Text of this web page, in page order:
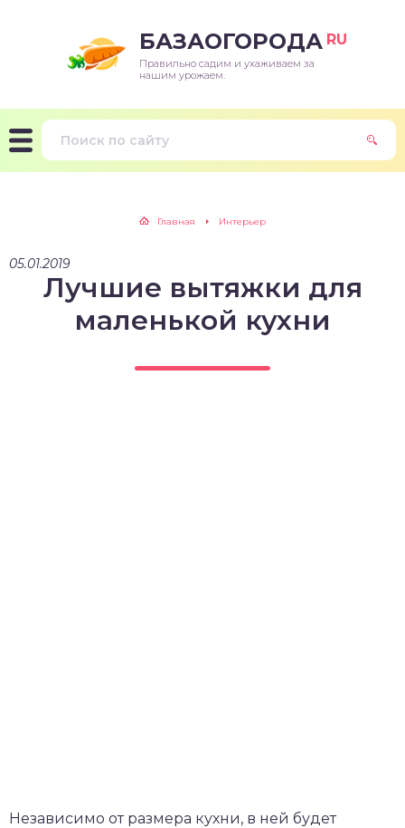
БАЗАОГОРОДА RU
Правильно садим и ухаживаем за
нашим урожаем.
Главная Интерьер
05.01.2019
Лучшие вытяжки для
маленькой кухни
Независимо от размера кухни, в ней будет